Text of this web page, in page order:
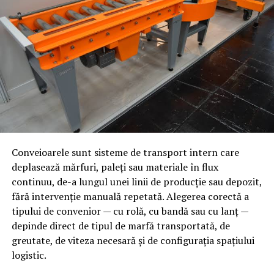
Utilajul greu se referă la echipamente și componente
industriale de gabarit și greutate mare — schimbătoare
de căldură, structuri metalice sudate, componente
pentru turbine, echipamente pentru instalații miniere
sau de procesare — care necesită capacități de producție
specializate: mașini-unelte de mare capacitate, echipe
de sudori calificați pentru grosimi și materiale variate,
precum și instalații de tratament termic capabile să
De ce contează integrarea
capacităților pe un singur
amplasament
Continuitate a fluxului de producție— piesa nu
părăsește amplasamentul între etape, ceea ce
Conveioarele sunt sisteme de transport intern care
deplasează mărfuri, paleți sau materiale în flux
continuu, de-a lungul unei linii de producție sau depozit,
fără intervenție manuală repetată. Alegerea corectă a
tipului de convenior — cu rolă, cu bandă sau cu lanț —
depinde direct de tipul de marfă transportată, de
greutate, de viteza necesară și de configurația spațiului
logistic.